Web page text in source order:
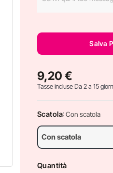
Salva
9,20 €
Tasse incluseDa 2 a 15
Scatola: Con scatola
Quantità